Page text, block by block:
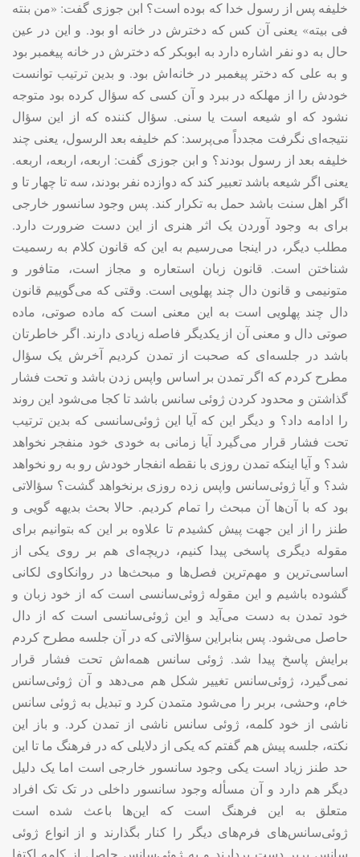
خلیفه پس از رسول خدا که بوده است؟ ابن جوزی گفت: «من بنته
فی بیته» یعنی آن کس که دخترش در خانه او بود. و این در عین
حال به دو نفر اشاره دارد به ابوبکر که دخترش در خانه پیغمبر بود
و به علی که دختر پیغمبر در خانه‌اش بود. و بدین ترتیب توانست
خودش را از مهلکه در ببرد و آن کسی که سؤال کرده بود متوجه
نشود که او شیعه است یا سنی. سؤال کننده که از این سؤال
نتیجه‌ای نگرفت مجدداً می‌پرسد: کم خلیفه بعد الرسول، یعنی چند
خلیفه بعد از رسول بودند؟ و ابن جوزی گفت: اربعه، اربعه، اربعه.
یعنی اگر شیعه باشد تعبیر کند که دوازده نفر بودند، سه تا چهار تا و
اگر اهل سنت باشد حمل به تکرار کند. پس وجود سانسور خارجی
برای به وجود آوردن یک اثر هنری از این دست ضرورت دارد.
مطلب دیگر، در اینجا می‌رسیم به این که قانون کلام به رسمیت
شناختن است. قانون زبان استعاره و مجاز است، متافور و
متونیمی و قانون دال چند پهلویی است. وقتی که می‌گوییم قانون
دال چند پهلویی است به این معنی است که ماده صوتی، ماده
صوتی دال و معنی آن از یکدیگر فاصله زیادی دارند. اگر خاطرتان
باشد در جلسه‌ای که صحبت از تمدن کردیم آخرش یک سؤال
مطرح کردم که اگر تمدن بر اساس واپس زدن باشد و تحت فشار
گذاشتن و محدود کردن ژوئی سانس باشد تا کجا می‌شود این روند
را ادامه داد؟ و دیگر این که آیا این ژوئی‌سانسی که بدین ترتیب
تحت فشار قرار می‌گیرد آیا زمانی به خودی خود منفجر نخواهد
شد؟ و آیا اینکه تمدن روزی با نقطه انفجار خودش رو به رو نخواهد
شد؟ و آیا ژوئی‌سانس واپس زده روزی برنخواهد گشت؟ سؤالاتی
بود که با آن‌ها آن مبحث را تمام کردیم. حالا بحث بدیهه گویی و
طنز را از این جهت پیش کشیدم تا علاوه بر این که بتوانیم برای
مقوله دیگری پاسخی پیدا کنیم، دریچه‌ای هم بر روی یکی از
اساسی‌ترین و مهم‌ترین فصل‌ها و مبحث‌ها در روانکاوی لکانی
گشوده باشیم و این مقوله ژوئی‌سانسی است که از خود زبان و
خود تمدن به دست می‌آید و این ژوئی‌سانسی است که از دال
حاصل می‌شود. پس بنابراین سؤالاتی که در آن جلسه مطرح کردم
برایش پاسخ پیدا شد. ژوئی سانس همه‌اش تحت فشار قرار
نمی‌گیرد، ژوئی‌سانس تغییر شکل هم می‌دهد و آن ژوئی‌سانس
خام، وحشی، بربر را می‌شود متمدن کرد و تبدیل به ژوئی سانس
ناشی از خود کلمه، ژوئی سانس ناشی از تمدن کرد. و باز این
نکته، جلسه پیش هم گفتم که یکی از دلایلی که در فرهنگ ما تا این
حد طنز زیاد است یکی وجود سانسور خارجی است اما یک دلیل
دیگر هم دارد و آن مسأله وجود سانسور داخلی در تک تک افراد
متعلق به این فرهنگ است که این‌ها باعث شده است
ژوئی‌سانس‌های فرم‌های دیگر را کنار بگذارند و از انواع ژوئی
سانس بربر دست بردارند و به ژوئی‌سانس حاصل از کلمه اکتفا